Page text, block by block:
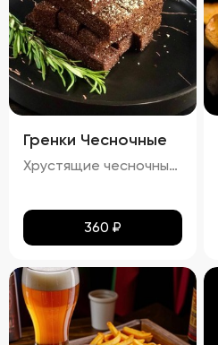
Гренки Чесночные
Хрустящие чесночные гренки – это идеальное сочетание золотистой корочки и нежного аромата чеснока. Каждый кусочек пропитан легким масляным налетом, который подчеркивает насыщенный вкус обжаренного хлеба. Сливочный соус добавляет блюду особую мягкость и кремовую текстуру, а пряности создают изысканное послевкусие. Эти гренки станут отличным дополнением к любому блюду!
360 ₽